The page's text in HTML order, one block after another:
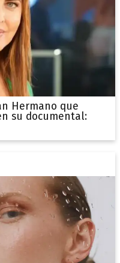
Hermano que
su documental: